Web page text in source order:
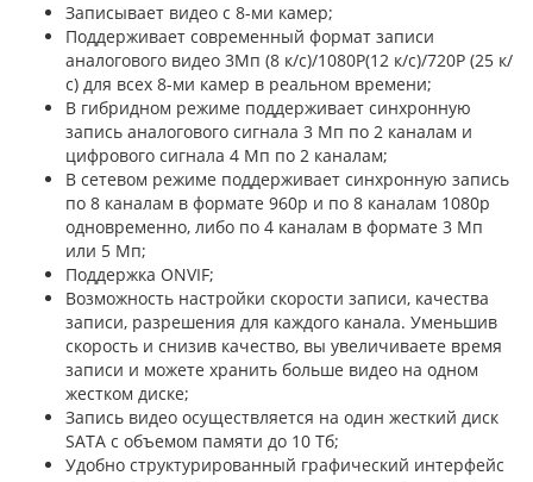
Записывает видео с 8-ми камер;
Поддерживает современный формат записи
аналогового видео 3Мп (8 к/с)/1080Р(12 к/с)/720Р (25 к/
с) для всех 8-ми камер в реальном времени;
В гибридном режиме поддерживает синхронную
запись аналогового сигнала 3 Мп по 2 каналам и
цифрового сигнала 4 Мп по 2 каналам;
В сетевом режиме поддерживает синхронную запись
по 8 каналам в формате 960p и по 8 каналам 1080p
одновременно, либо по 4 каналам в формате 3 Мп
или 5 Мп;
Поддержка ONVIF;
Возможность настройки скорости записи, качества
записи, разрешения для каждого канала. Уменьшив
скорость и снизив качество, вы увеличиваете время
записи и можете хранить больше видео на одном
жестком диске;
Запись видео осуществляется на один жесткий диск
SATA с объемом памяти до 10 Тб;
Удобно структурированный графический интерфейс